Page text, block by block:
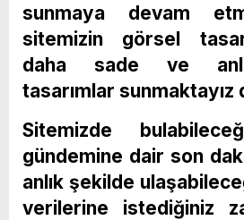
sunmaya devam
sitemizin görsel
daha sade ve
tasarımlar sunmaktayız
Sitemizde
gündemine dair son
anlık şekilde
verilerine istediğiniz